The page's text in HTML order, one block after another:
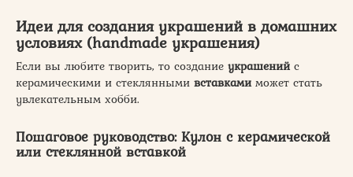
Идеидля созданияукрашенийв домашних
условиях (handmade украшения)
Если вы любите творить, то создание украшенийс
керамическими и стеклянными вставкамиможет стать
увлекательным хобби.
Пошаговое руководство: Кулон с керамической
или стеклянной вставкой